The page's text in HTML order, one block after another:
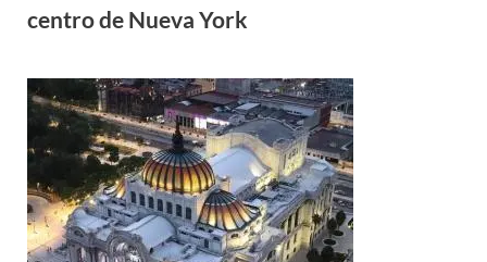
centro de Nueva York